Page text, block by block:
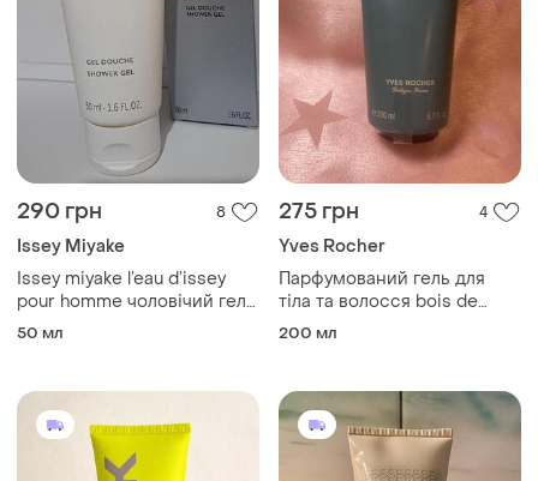
290 грн 8
Issey Miyake
Issey miyake l’eau d’issey
pour homme чоловічий гель
для душу
50 мл
275 грн 4
Yves Rocher
Парфумований гель для
тіла та волосся bois de
sauge yves rosher екотюбик
200 мл